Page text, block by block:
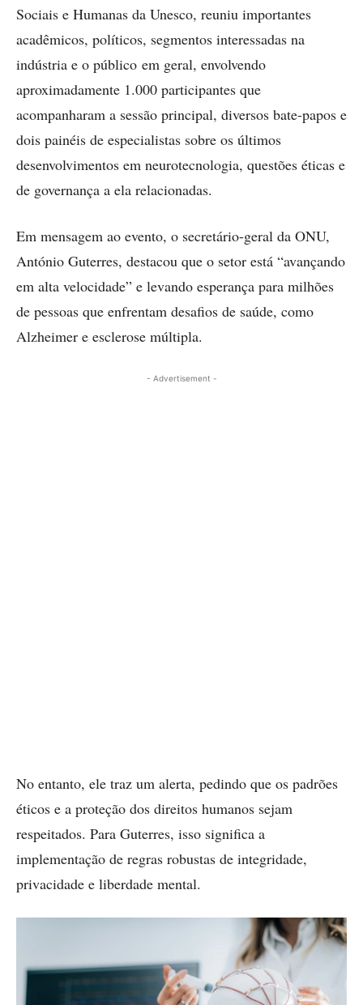
Sociais e Humanas da Unesco, reuniu importantes
acadêmicos, políticos, segmentos interessadas na
indústria e o público em geral, envolvendo
aproximadamente 1.000 participantes que
acompanharam a sessão principal, diversos bate-papos e
dois painéis de especialistas sobre os últimos
desenvolvimentos em neurotecnologia, questões éticas e
de governança a ela relacionadas.
Em mensagem ao evento, o secretário-geral da ONU,
António Guterres, destacou que o setor está “avançando
em alta velocidade” e levando esperança para milhões
de pessoas que enfrentam desafios de saúde, como
Alzheimer e esclerose múltipla.
- Advertisement -
No entanto, ele traz um alerta, pedindo que os padrões
éticos e a proteção dos direitos humanos sejam
respeitados. Para Guterres, isso significa a
implementação de regras robustas de integridade,
privacidade e liberdade mental.